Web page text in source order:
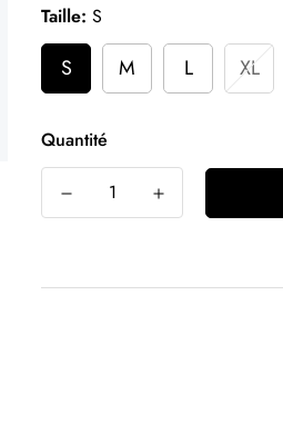
Taille: S
S M L XL
Quantité